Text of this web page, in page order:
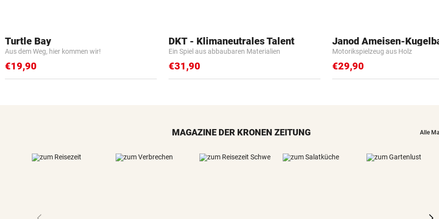
Turtle Bay
Aus dem Weg, hier kommen wir!
€19,90
DKT - Klimaneutrales Talent
Ein Spiel aus abbaubaren Materialien
€31,90
Janod Ameisen-
Motorikspielzeug aus Holz
€29,90
MAGAZINE DER KRONEN ZEITUNG Alle